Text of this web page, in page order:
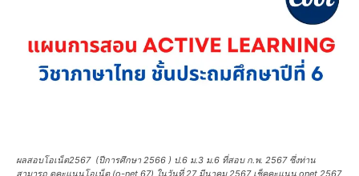
ผลสอบโอเน็ต2567 (ปีการศึกษา 2566 ) ป.6 ม.3 ม.6 ที่สอบ ก.พ. 2567 ซึ่งท่าน
สามารถ ดูคะแนนโอเน็ต (o-net 67) ในวันที่ 27 มีนาคม 2567 เช็คคะแนน onet 2567